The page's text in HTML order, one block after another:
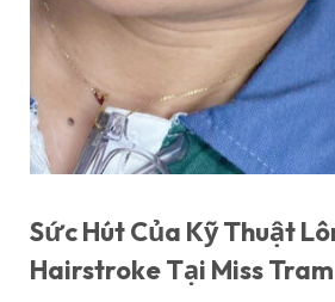
Sức Hút Của Kỹ Thuật
Hairstroke Tại Miss Tram